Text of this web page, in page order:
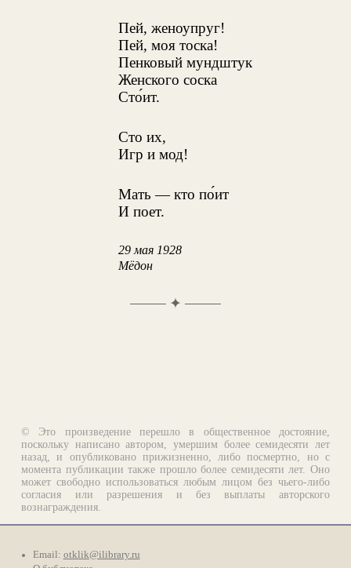
Пей, женоупруг!
Пей, моя тоска!
Пенковый мундштук
Женского соска
Сто́ит.
Сто их,
Игр и мод!
Мать — кто по́ит
И поет.
29 мая 1928
Мёдон
✦
© Это произведение перешло в общественное достояние,
поскольку написано автором, умершим более семидесяти лет
назад, и опубликовано прижизненно, либо посмертно, но с
момента публикации также прошло более семидесяти лет. Оно
может свободно использоваться любым лицом без чьего-либо
согласия или разрешения и без выплаты авторского
вознаграждения.
Email: otklik@ilibrary.ru